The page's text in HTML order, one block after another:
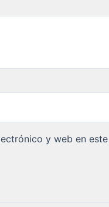
y web en